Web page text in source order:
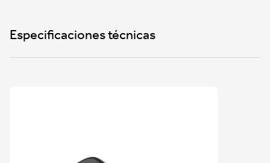
avance en el rendimiento.
Especificaciones técnicas